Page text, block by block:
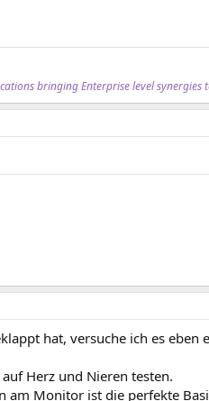
bringing Enterprise level
hat, versuche ich es eben
Herz und Nieren testen.
am Monitor ist die perfekte